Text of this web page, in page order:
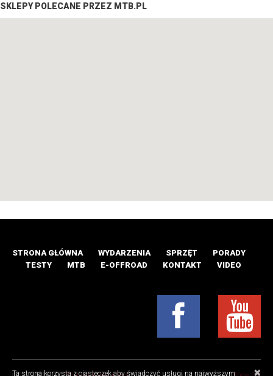
SKLEPY POLECANE PRZEZ MTB.PL
STRONA GŁÓWNA WYDARZENIA SPRZĘT
PORADY
TESTY
MTB E-OFFROAD KONTAKT VIDEO
×
Ta strona korzysta z ciasteczek aby świadczyć usługi na najwyższym